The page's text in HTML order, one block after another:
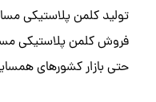
تولید کلمن پلاستیکی
فروش کلمن پلاستیکی
حتی بازار کشورهای